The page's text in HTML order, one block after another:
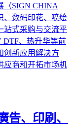
（SIGN CHINA
、数码印花、喷绘
站式采购与交流平
DTF、热升华等前
创新应用解决方
应商和开拓市场机
告、印刷、